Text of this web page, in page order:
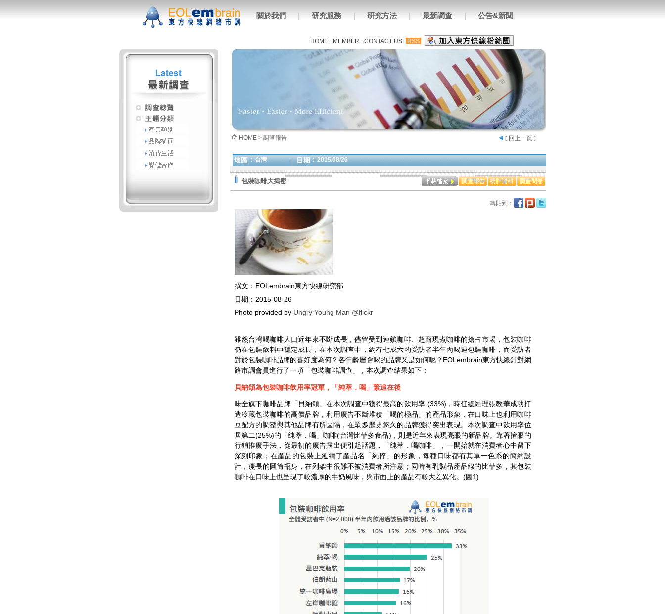
關於我們 | 研究服務 | 研究方法 | 最新調查 | 公告&新聞
.HOME .MEMBER .CONTACT US .RSS
HOME > 調查報告 [ 回上一頁]
台灣 2015/08/26
包裝咖啡大揭密
轉貼到：
撰文：EOLembrain東方快線研究部
日期：2015-08-26
Photo provided by Ungry Young Man @flickr
雖然台灣喝咖啡人口近年來不斷成長，儘管受到連鎖咖啡、超商現煮咖啡的搶占市場，包裝咖啡
仍在包裝飲料中穩定成長，在本次調查中，約有七成六的受訪者半年內喝過包裝咖啡，而受訪者
對於包裝咖啡品牌的喜好度為何？各年齡層會喝的品牌又是如何呢？EOLembrain東方快線針對網
路市調會員進行了一項「包裝咖啡調查」，本次調查結果如下：
貝納頌為包裝咖啡飲用率冠軍，「純萃．喝」緊追在後
味全旗下咖啡品牌「貝納頌」在本次調查中獲得最高的飲用率 (33%)，時任總經理張教華成功打
造冷藏包裝咖啡的高價品牌，利用廣告不斷堆積「喝的極品」的產品形象，在口味上也利用咖啡
豆配方的調整與其他品牌有所區隔，在眾多歷史悠久的品牌獲得突出表現。本次調查中飲用率位
居第二(25%)的「純萃．喝」咖啡(台灣比菲多食品)，則是近年來表現亮眼的新品牌。靠著搶眼的
行銷推廣手法，從最初的廣告露出便引起話題，「純萃．喝咖啡」，一開始就在消費者心中留下
深刻印象；在產品的包裝上延續了產品名「純粹」的形象，每種口味都有其單一色系的簡約設
計，瘦長的圓筒瓶身，在列架中很難不被消費者所注意；同時有乳製品產品線的比菲多，其包裝
咖啡在口味上也呈現了較濃厚的牛奶風味，與市面上的產品有較大差異化。(圖1)